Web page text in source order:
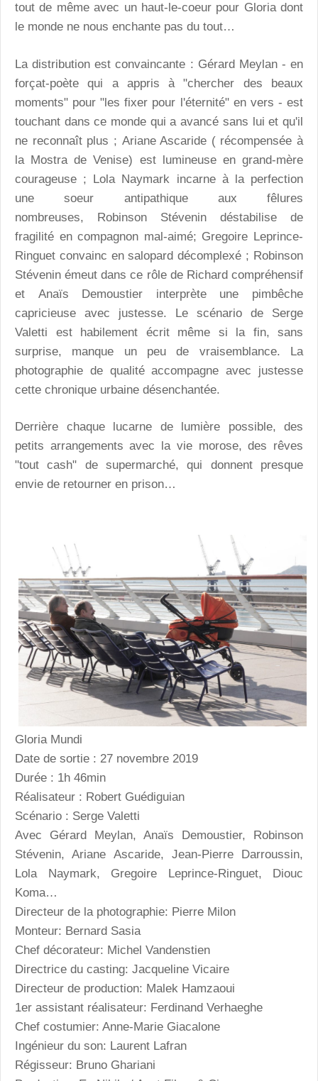
tout de même avec un haut-le-coeur pour Gloria dont
le monde ne nous enchante pas du tout…
La distribution est convaincante : Gérard Meylan - en
forçat-poète qui a appris à "chercher des beaux
moments" pour "les fixer pour l'éternité" en vers - est
touchant dans ce monde qui a avancé sans lui et qu'il
ne reconnaît plus ; Ariane Ascaride ( récompensée à
la Mostra de Venise) est lumineuse en grand-mère
courageuse ; Lola Naymark incarne à la perfection
une soeur antipathique aux fêlures
nombreuses, Robinson Stévenin déstabilise de
fragilité en compagnon mal-aimé; Gregoire Leprince-
Ringuet convainc en salopard décomplexé ; Robinson
Stévenin émeut dans ce rôle de Richard compréhensif
et Anaïs Demoustier interprète une pimbêche
capricieuse avec justesse. Le scénario de Serge
Valetti est habilement écrit même si la fin, sans
surprise, manque un peu de vraisemblance. La
photographie de qualité accompagne avec justesse
cette chronique urbaine désenchantée.
Derrière chaque lucarne de lumière possible, des
petits arrangements avec la vie morose, des rêves
"tout cash" de supermarché, qui donnent presque
envie de retourner en prison…
Gloria Mundi
Date de sortie : 27 novembre 2019
Durée : 1h 46min
Réalisateur : Robert Guédiguian
Scénario : Serge Valetti
Avec Gérard Meylan, Anaïs Demoustier, Robinson
Stévenin, Ariane Ascaride, Jean-Pierre Darroussin,
Lola Naymark, Gregoire Leprince-Ringuet, Diouc
Koma…
Directeur de la photographie: Pierre Milon
Monteur: Bernard Sasia
Chef décorateur: Michel Vandenstien
Directrice du casting: Jacqueline Vicaire
Directeur de production: Malek Hamzaoui
1er assistant réalisateur: Ferdinand Verhaeghe
Chef costumier: Anne-Marie Giacalone
Ingénieur du son: Laurent Lafran
Régisseur: Bruno Ghariani